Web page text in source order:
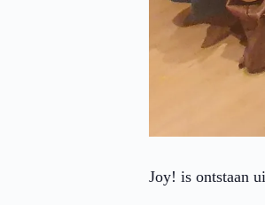
Joy! is ontstaan